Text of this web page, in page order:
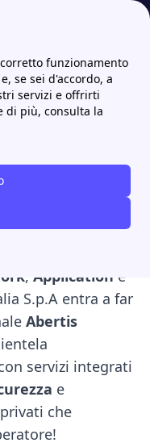
funzionamento
se sei d'accordo, a
servizi e offrirti
di più, consulta la
verde
sin dal 1999 nel
nel 2010 dalla
, Application e
S.p.A entra a far
Abertis
servizi integrati
e
che